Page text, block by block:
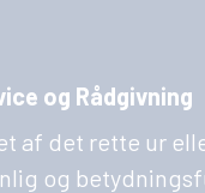
og Rådgivning
af det rette ur
og